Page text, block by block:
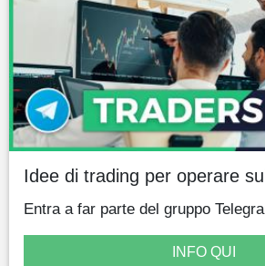
Idee di trading per operare
Entra a far parte del gruppo
INFO QUI